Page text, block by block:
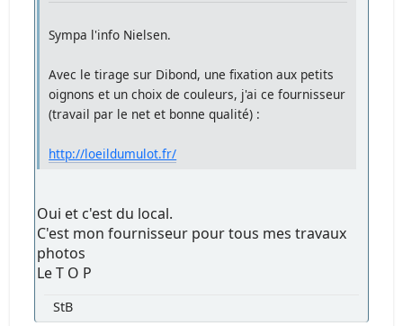
Sympa l'info Nielsen.
Avec le tirage sur Dibond, une fixation aux petits
oignons et un choix de couleurs, j'ai ce fournisseur
(travail par le net et bonne qualité) :
http://loeildumulot.fr/
Oui et c'est du local.
C'est mon fournisseur pour tous mes travaux
photos
Le T O P
StB